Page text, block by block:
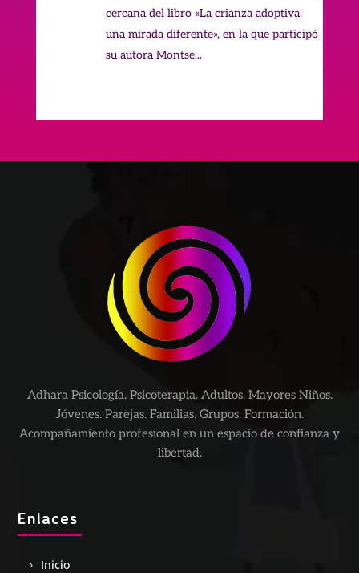
cercana del libro «La crianza adoptiva:
una mirada diferente», en la que participó
su autora Montse...
Adhara Psicología. Psicoterapia. Adultos. Mayores Niños.
Jóvenes. Parejas. Familias. Grupos. Formación.
Acompañamiento profesional en un espacio de confianza y
libertad.
Enlaces
Inicio